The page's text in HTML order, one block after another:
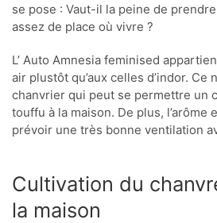
se pose : Vaut-il la peine de prendre
assez de place où vivre ?
L’ Auto Amnesia feminised
air plustôt qu’aux celles d’indor. Ce
chanvrier qui peut se permettre un
touffu à la maison. De plus, l’arôme
prévoir une très bonne ventilation
Cultivation du
la maison